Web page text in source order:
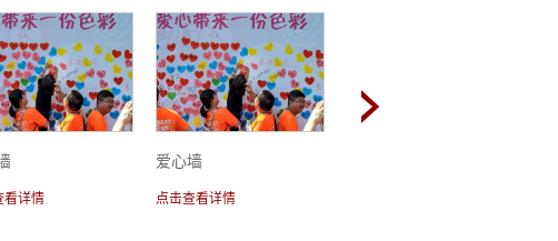
看详情
爱心墙
点击查看详情